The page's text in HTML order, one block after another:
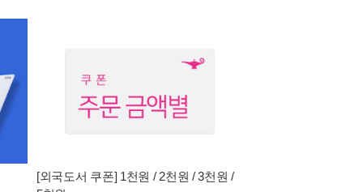
[외국도서 쿠폰] 1천원 / 2천원 / 3천원 /